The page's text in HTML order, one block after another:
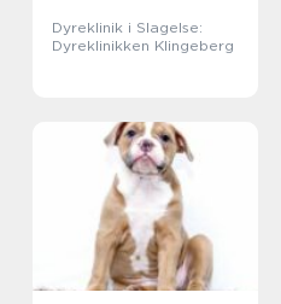
Dyreklinik i Slagelse:
Dyreklinikken Klingeberg